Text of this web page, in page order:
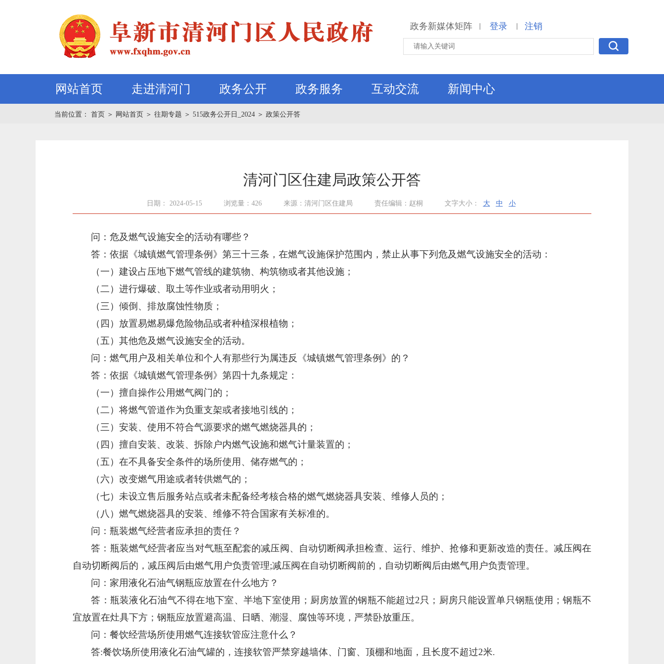
政务新媒体矩阵 | 登录 | 注销
网站首页 走进清河门 政务公开 政务服务 互动交流 新闻中心
当前位置： 首页 ＞ 网站首页 ＞ 往期专题 ＞ 515政务公开日_2024 ＞ 政策公开答
清河门区住建局政策公开答
日期： 2024-05-15 浏览量：426 来源：清河门区住建局 责任编辑：赵桐 文字大小： 大 中 小
问：危及燃气设施安全的活动有哪些？
答：依据《城镇燃气管理条例》第三十三条，在燃气设施保护范围内，禁止从事下列危及燃气设施安全的活动：
（一）建设占压地下燃气管线的建筑物、构筑物或者其他设施；
（二）进行爆破、取土等作业或者动用明火；
（三）倾倒、排放腐蚀性物质；
（四）放置易燃易爆危险物品或者种植深根植物；
（五）其他危及燃气设施安全的活动。
问：燃气用户及相关单位和个人有那些行为属违反《城镇燃气管理条例》的？
答：依据《城镇燃气管理条例》第四十九条规定：
（一）擅自操作公用燃气阀门的；
（二）将燃气管道作为负重支架或者接地引线的；
（三）安装、使用不符合气源要求的燃气燃烧器具的；
（四）擅自安装、改装、拆除户内燃气设施和燃气计量装置的；
（五）在不具备安全条件的场所使用、储存燃气的；
（六）改变燃气用途或者转供燃气的；
（七）未设立售后服务站点或者未配备经考核合格的燃气燃烧器具安装、维修人员的；
（八）燃气燃烧器具的安装、维修不符合国家有关标准的。
问：瓶装燃气经营者应承担的责任？
答：瓶装燃气经营者应当对气瓶至配套的减压阀、自动切断阀承担检查、运行、维护、抢修和更新改造的责任。减压阀在
自动切断阀后的，减压阀后由燃气用户负责管理;减压阀在自动切断阀前的，自动切断阀后由燃气用户负责管理。
问：家用液化石油气钢瓶应放置在什么地方？
答：瓶装液化石油气不得在地下室、半地下室使用；厨房放置的钢瓶不能超过2只；厨房只能设置单只钢瓶使用；钢瓶不
宜放置在灶具下方；钢瓶应放置避高温、日晒、潮湿、腐蚀等环境，严禁卧放重压。
问：餐饮经营场所使用燃气连接软管应注意什么？
答:餐饮场所使用液化石油气罐的，连接软管严禁穿越墙体、门窗、顶棚和地面，且长度不超过2米.